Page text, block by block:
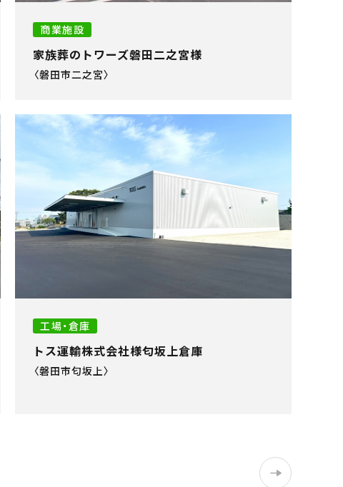
商業施設
家族葬のトワーズ磐田二之宮様
〈磐田市二之宮〉
工場・倉庫
トス運輸株式会社様匂坂上倉庫
〈磐田市匂坂上〉